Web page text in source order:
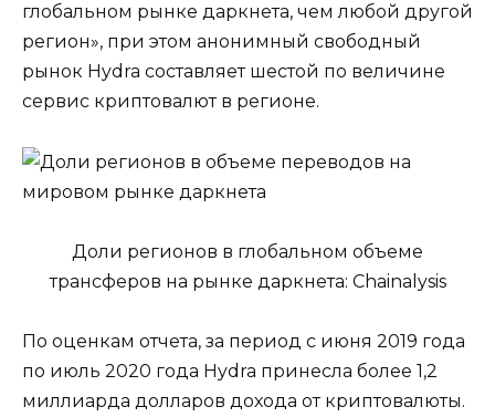
глобальном рынке даркнета, чем любой другой
регион», при этом анонимный свободный
рынок Hydra составляет шестой по величине
сервис криптовалют в регионе.
Доли регионов в глобальном объеме
трансферов на рынке даркнета: Chainalysis
По оценкам отчета, за период с июня 2019 года
по июль 2020 года Hydra принесла более 1,2
миллиарда долларов дохода от криптовалюты.